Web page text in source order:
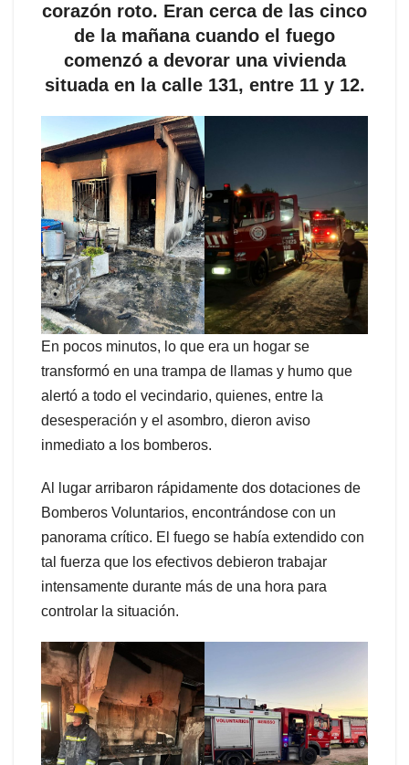
corazón roto. Eran cerca de las cinco
de la mañana cuando el fuego
comenzó a devorar una vivienda
situada en la calle 131, entre 11 y 12.
En pocos minutos, lo que era un hogar se
transformó en una trampa de llamas y humo que
alertó a todo el vecindario, quienes, entre la
desesperación y el asombro, dieron aviso
inmediato a los bomberos.
Al lugar arribaron rápidamente dos dotaciones de
Bomberos Voluntarios, encontrándose con un
panorama crítico. El fuego se había extendido con
tal fuerza que los efectivos debieron trabajar
intensamente durante más de una hora para
controlar la situación.